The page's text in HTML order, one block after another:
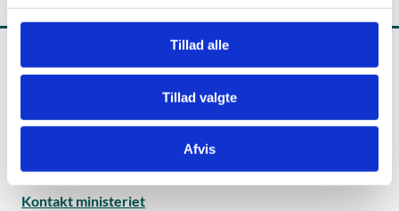
Tillad alle
Tillad valgte
Afvis
Undervisningsministeriet
Kontakt ministeriet